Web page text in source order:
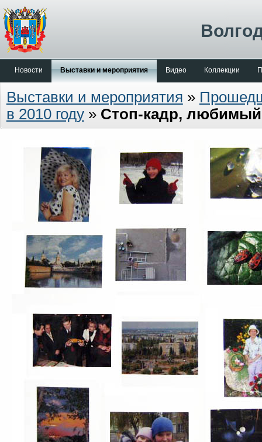
Новости Выставки и мероприятия Видео Коллекции
Выставки и мероприятия »
в 2010 году» Стоп-кадр,